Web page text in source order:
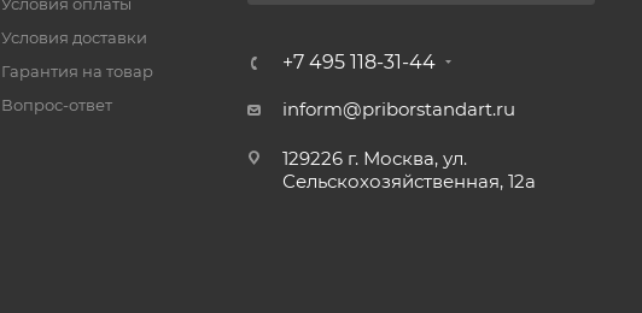
Условия оплаты
Условия доставки
Гарантия на товар
Вопрос-ответ
+7 495 118-31-44
inform@priborstandart.ru
129226 г. Москва, ул.
Сельскохозяйственная, 12а